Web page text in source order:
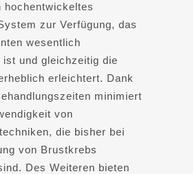
hochentwickeltes
zur Verfügung, das
wesentlich
ist und gleichzeitig die
erleichtert. Dank
minimiert
von
die bisher bei
von Brustkrebs
Des Weiteren bieten